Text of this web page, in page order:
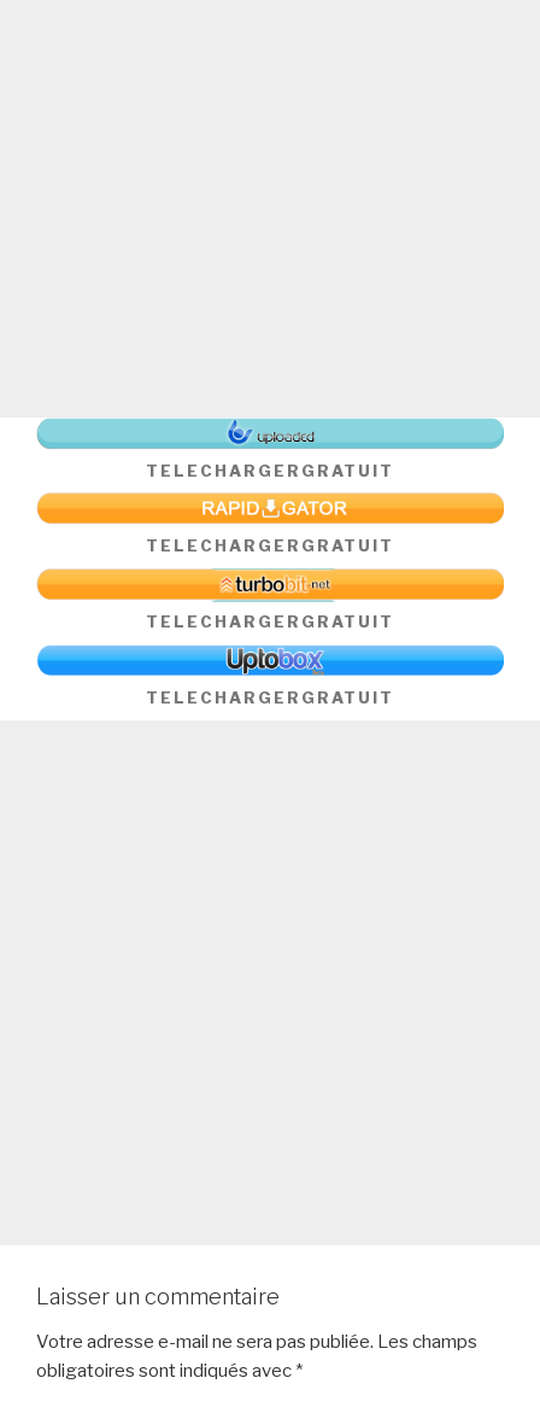
TELECHARGER GRATUIT
TELECHARGER GRATUIT
TELECHARGER GRATUIT
TELECHARGER GRATUIT
Laisser un commentaire
Votre adresse e-mail ne sera pas publiée. Les champs
obligatoires sont indiqués avec *